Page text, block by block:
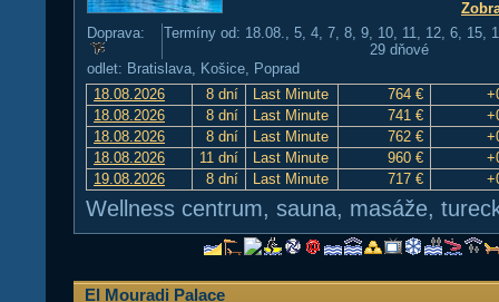
Doprava:
Termíny od: 18.08., 5, 4, 7, 8, 9, 10, 11, 12, 6, 15,
29 dňové
odlet: Bratislava, Košice, Poprad
18.08.2026
8 dní Last Minute 764 €
18.08.2026
8 dní Last Minute 741 €
18.08.2026
8 dní Last Minute 762 €
18.08.2026
11 dní Last Minute 960 €
19.08.2026
8 dní Last Minute 717 €
Wellness centrum, sauna, masáže,
El Mouradi Palace